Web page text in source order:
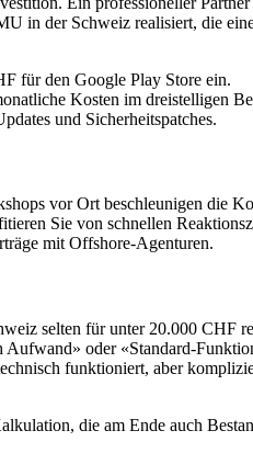
in der Schweiz realisiert, die
für den Google Play Store ein.
Kosten im dreistelligen
und Sicherheitspatches.
vor Ort beschleunigen die
Sie von schnellen
mit Offshore-Agenturen.
selten für unter 20.000 CHF
oder «Standard-
funktioniert, aber
die am Ende auch